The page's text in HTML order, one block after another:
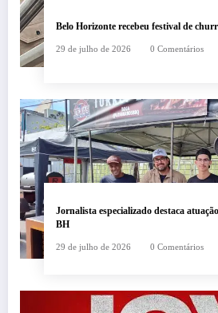
Belo Horizonte recebeu festival de
29 de julho de 2026 0 Comentários
Jornalista especializado destaca
BH
29 de julho de 2026 0 Comentários